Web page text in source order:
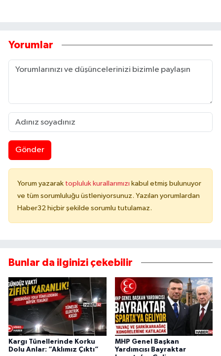
Yorumlar
Gönder
Yorum yazarak topluluk kurallarımızı kabul etmiş bulunuyor
ve tüm sorumluluğu üstleniyorsunuz. Yazılan yorumlardan
Haber32 hiçbir şekilde sorumlu tutulamaz.
Bunlar da ilginizi çekebilir
Kargı Tünellerinde Korku
Dolu Anlar: “Aklımız Çıktı”
MHP Genel Başkan
Yardımcısı Bayraktar